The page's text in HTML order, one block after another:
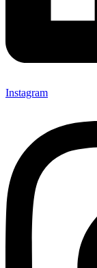
Instagram